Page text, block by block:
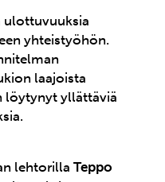
ulottuvuuksia
yhteistyöhön.
laajoista
löytynyt yllättäviä
lehtorilla Teppo